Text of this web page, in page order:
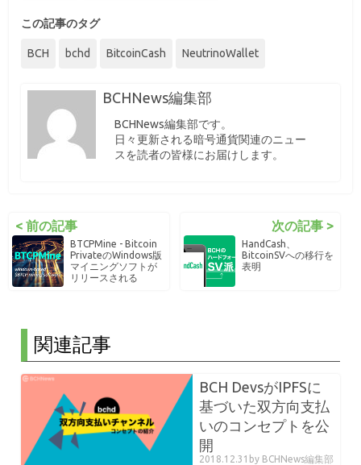
この記事のタグ
BCH bchd BitcoinCash NeutrinoWallet
BCHNews編集部
BCHNews編集部です。
日々更新される暗号通貨関連のニュー
スを読者の皆様にお届けします。
< 前の記事
BTCPMine - Bitcoin
PrivateのWindows版
マイニングソフトが
リリースされる
次の記事 >
HandCash、
BitcoinSVへの移行を
表明
関連記事
BCH DevsがIPFSに
基づいた双方向支払
いのコンセプトを公
開
2018.12.31 by BCHNews編集部